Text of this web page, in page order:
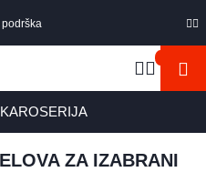
KAROSERIJA
ZA IZABRANI